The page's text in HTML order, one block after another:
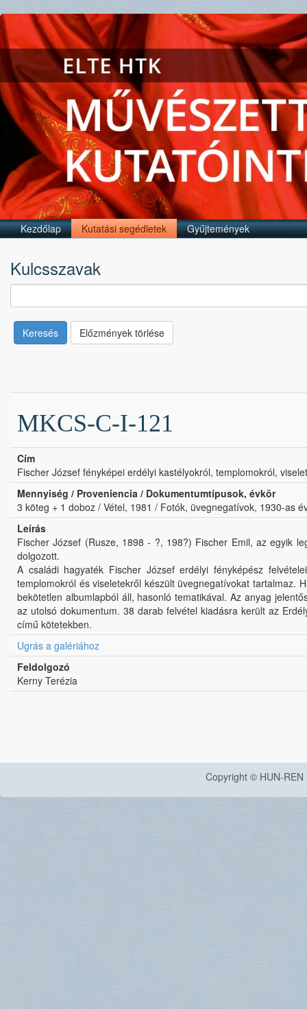
Kezdőlap Kutatási segédletek Gyűjtemények
Kulcsszavak
Keresés Előzmények törlése
MKCS-C-I-121
Cím
Fischer József fényképei erdélyi kastélyokról, templomokról,
Mennyiség / Proveniencia / Dokumentumtípusok, évkör
3 köteg + 1 doboz / Vétel, 1981 / Fotók, üvegnegatívok, 1930-as
Leírás
Fischer József (Rusze, 1898 - ?, 198?) Fischer Emil, az egyik
dolgozott.
A családi hagyaték Fischer József erdélyi fényképész
templomokról és viseletekről készült üvegnegatívokat tartalmaz.
bekötetlen albumlapból áll, hasonló tematikával. Az anyag
az utolsó dokumentum. 38 darab felvétel kiadásra került az
című kötetekben.
Ugrás a galériához
Feldolgozó
Kerny Terézia
Copyright © HUN-